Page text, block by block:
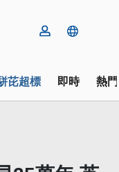
芘超標 即時 熱